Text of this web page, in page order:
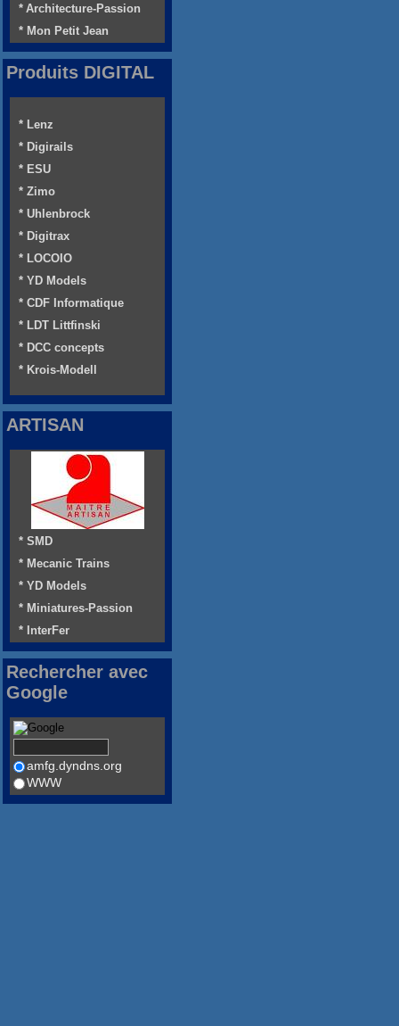
* Architecture-Passion
* Mon Petit Jean
Produits DIGITAL
* Lenz
* Digirails
* ESU
* Zimo
* Uhlenbrock
* Digitrax
* LOCOIO
* YD Models
* CDF Informatique
* LDT Littfinski
* DCC concepts
* Krois-Modell
ARTISAN
* SMD
* Mecanic Trains
* YD Models
* Miniatures-Passion
* InterFer
Rechercher avec
Google
amfg.dyndns.org
WWW